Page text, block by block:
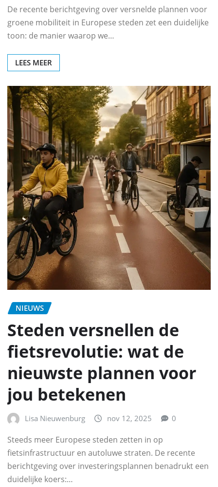
De recente berichtgeving over versnelde plannen voor
groene mobiliteit in Europese steden zet een duidelijke
toon: de manier waarop we…
LEES MEER
NIEUWS
Steden versnellen de
fietsrevolutie: wat de
nieuwste plannen voor
jou betekenen
Lisa Nieuwenburg nov 12, 2025 0
Steeds meer Europese steden zetten in op
fietsinfrastructuur en autoluwe straten. De recente
berichtgeving over investeringsplannen benadrukt een
duidelijke koers:…